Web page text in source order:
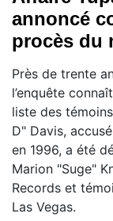
annoncé
procès du
Près de trente
l’enquête
liste des
D" Davis,
en 1996, a été
Marion "Suge"
Records et
Las Vegas.